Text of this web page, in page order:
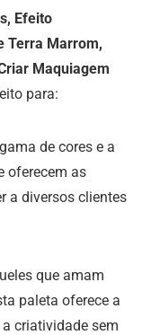
Efeito
Terra Marrom,
Maquiagem
para:
de cores e a
oferecem as
a diversos clientes
que amam
paleta oferece a
criatividade sem